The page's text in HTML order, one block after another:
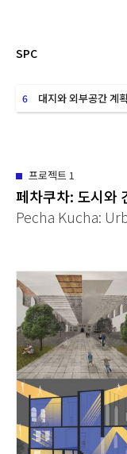
SPC
6 대지와 외부공간 계획
프로젝트 1
페차쿠차: 도시와
Pecha Kucha: